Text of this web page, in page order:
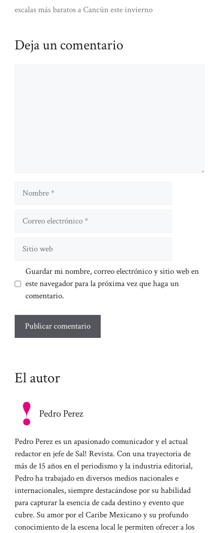
escalas más baratos a Cancún este invierno
Deja un comentario
Nombre
Guardar mi nombre, correo electrónico y sitio web en
este navegador para la próxima vez que haga un
comentario.
El autor
Pedro Perez
Pedro Perez es un apasionado comunicador y el actual
redactor en jefe de Sal! Revista. Con una trayectoria de
más de 15 años en el periodismo y la industria editorial,
Pedro ha trabajado en diversos medios nacionales e
internacionales, siempre destacándose por su habilidad
para capturar la esencia de cada destino y evento que
cubre. Su amor por el Caribe Mexicano y su profundo
conocimiento de la escena local le permiten ofrecer a los